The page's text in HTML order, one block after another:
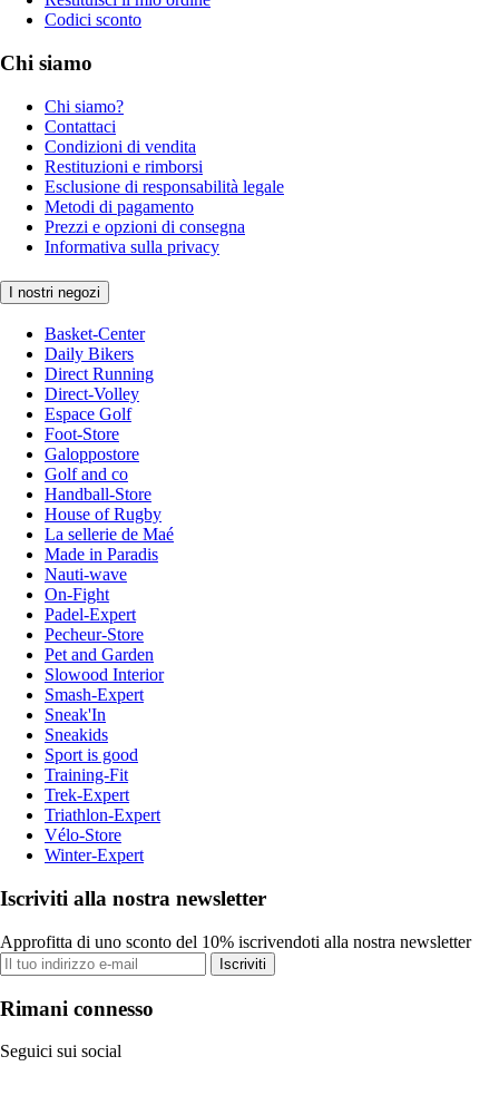
Codici sconto
Chi siamo
Chi siamo?
Contattaci
Condizioni di vendita
Restituzioni e rimborsi
Esclusione di responsabilità legale
Metodi di pagamento
Prezzi e opzioni di consegna
Informativa sulla privacy
I nostri negozi
Basket-Center
Daily Bikers
Direct Running
Direct-Volley
Espace Golf
Foot-Store
Galoppostore
Golf and co
Handball-Store
House of Rugby
La sellerie de Maé
Made in Paradis
Nauti-wave
On-Fight
Padel-Expert
Pecheur-Store
Pet and Garden
Slowood Interior
Smash-Expert
Sneak'In
Sneakids
Sport is good
Training-Fit
Trek-Expert
Triathlon-Expert
Vélo-Store
Winter-Expert
Iscriviti alla nostra newsletter
Approfitta di uno sconto del 10% iscrivendoti alla nostra newsletter
Iscriviti
Rimani connesso
Seguici sui social